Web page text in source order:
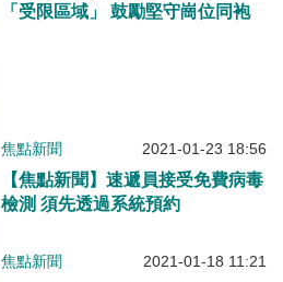
「受限區域」 鼓勵堅守崗位同袍
焦點新聞 2021-01-23 18:56
【焦點新聞】速遞員接受免費病毒
檢測 須先透過系統預約
焦點新聞 2021-01-18 11:21